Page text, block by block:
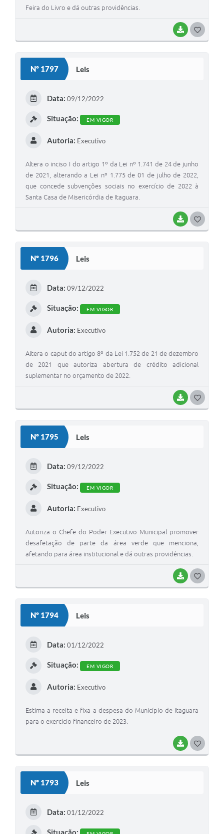
BAIXAR
Feira do Livro e dá outras providências.
Nº 1797 Leis
BAIXAR
Data: 09/12/2022
Situação: EM VIGOR
Autoria: Executivo
Altera o inciso I do artigo 1º da Lei nº 1.741 de 24 de junho
de 2021, alterando a Lei nº 1.775 de 01 de julho de 2022,
que concede subvenções sociais no exercício de 2022 à
Santa Casa de Misericórdia de Itaguara.
Nº 1796 Leis
BAIXAR
Data: 09/12/2022
Situação: EM VIGOR
Autoria: Executivo
Altera o caput do artigo 8º da Lei 1.752 de 21 de dezembro
de 2021 que autoriza abertura de crédito adicional
suplementar no orçamento de 2022.
Nº 1795 Leis
BAIXAR
Data: 09/12/2022
Situação: EM VIGOR
Autoria: Executivo
Autoriza o Chefe do Poder Executivo Municipal promover
desafetação de parte da área verde que menciona,
afetando para área institucional e dá outras providências.
Nº 1794 Leis
BAIXAR
Data: 01/12/2022
Situação: EM VIGOR
Autoria: Executivo
Estima a receita e fixa a despesa do Município de Itaguara
para o exercício financeiro de 2023.
Nº 1793 Leis
Data: 01/12/2022
Situação: